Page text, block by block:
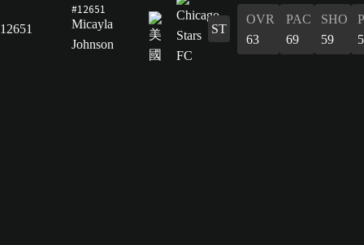
12651
#12651
Micayla
Johnson
ST
OVR
63
PAC
69
SHO
59